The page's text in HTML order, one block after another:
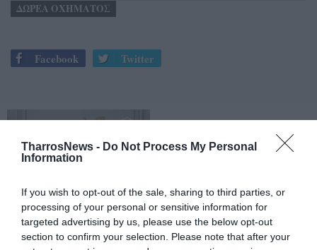
TharrosNews - Do Not Process My Personal
Information
If you wish to opt-out of the sale, sharing to third parties, or
processing of your personal or sensitive information for
targeted advertising by us, please use the below opt-out
section to confirm your selection. Please note that after your
ΔΩΡΕΑ ΟΧΗΜΑΤΟΣ
Facebook Twitter